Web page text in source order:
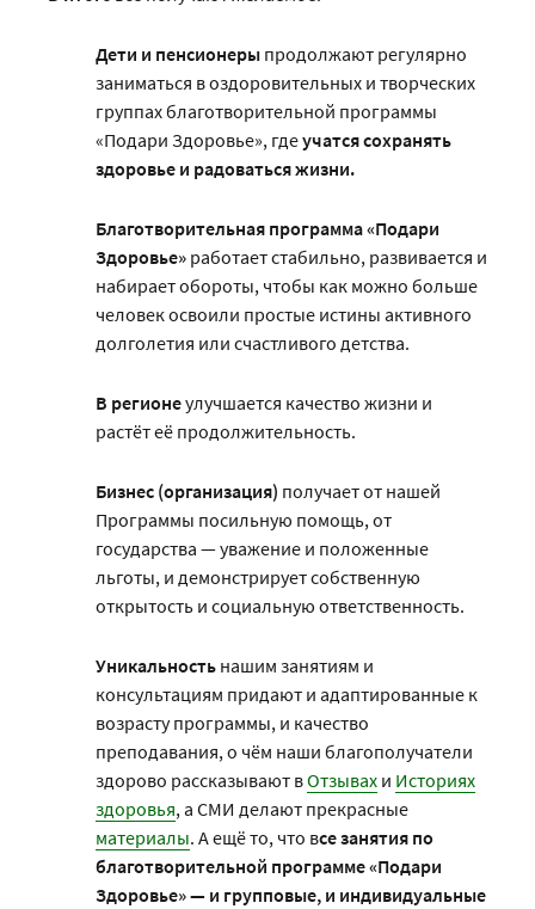
Дети и пенсионеры продолжают регулярно
заниматься в оздоровительных и творческих
группах благотворительной программы
«Подари Здоровье», гдеучатся сохранять
здоровье и радоваться жизни.
Благотворительная программа «Подари
Здоровье» работает стабильно, развивается и
набирает обороты, чтобы как можно больше
человек освоили простые истины активного
долголетия или счастливого детства.
В регионеулучшается качество жизни и
растёт её продолжительность.
Бизнес (организация) получает от нашей
Программы посильную помощь, от
государства — уважение и положенные
льготы, и демонстрирует собственную
открытость и социальную ответственность.
Уникальность нашим занятиям и
консультациям придают и адаптированные к
возрасту программы, и качество
преподавания, о чём наши благополучатели
здорово рассказывают вОтзывах и Историях
здоровья, а СМИ делают прекрасные
материалы. А ещё то, что все занятия по
благотворительной программе «Подари
Здоровье» — и групповые, и индивидуальные